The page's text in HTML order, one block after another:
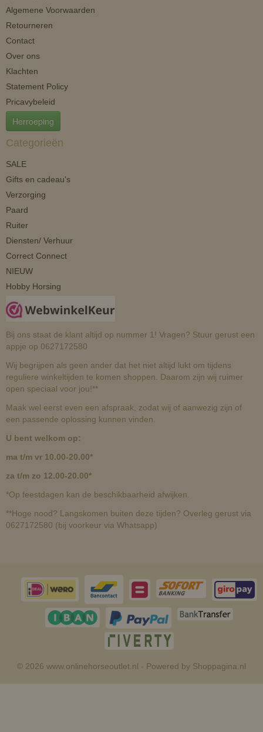
Algemene Voorwaarden
Retourneren
Contact
Over ons
Klachten
Statement Policy
Pricavybeleid
Herroeping
Categorieën
SALE
Gifts en cadeau's
Verzorging
Paard
Ruiter
Diensten/ Verhuur
Correct Connect
NIEUW
Hobby Horsing
Bij ons staat de klant altijd op nummer 1! Vragen? Stuur gerust een
appje op 0627172580
Wij begrijpen als geen ander dat het niet altijd lukt om tijdens
reguliere winkeltijden te komen shoppen. Daarom zijn wij ruimer
open speciaal voor jou!**
Maak wel eerst even een afspraak, zodat wij of aanwezig zijn of
een passende oplossing kunnen vinden.
U bent welkom op:
ma t/m vr 10.00-20.00*
za t/m zo 12.00-20.00*
*Op feestdagen kan de beschikbaarheid afwijken.
**Hoge nood? Langskomen buiten deze tijden? Overleg gerust via
0627172580 (bij voorkeur via Whatsapp)
© 2026 www.onlinehorseoutlet.nl - Powered by Shoppagina.nl